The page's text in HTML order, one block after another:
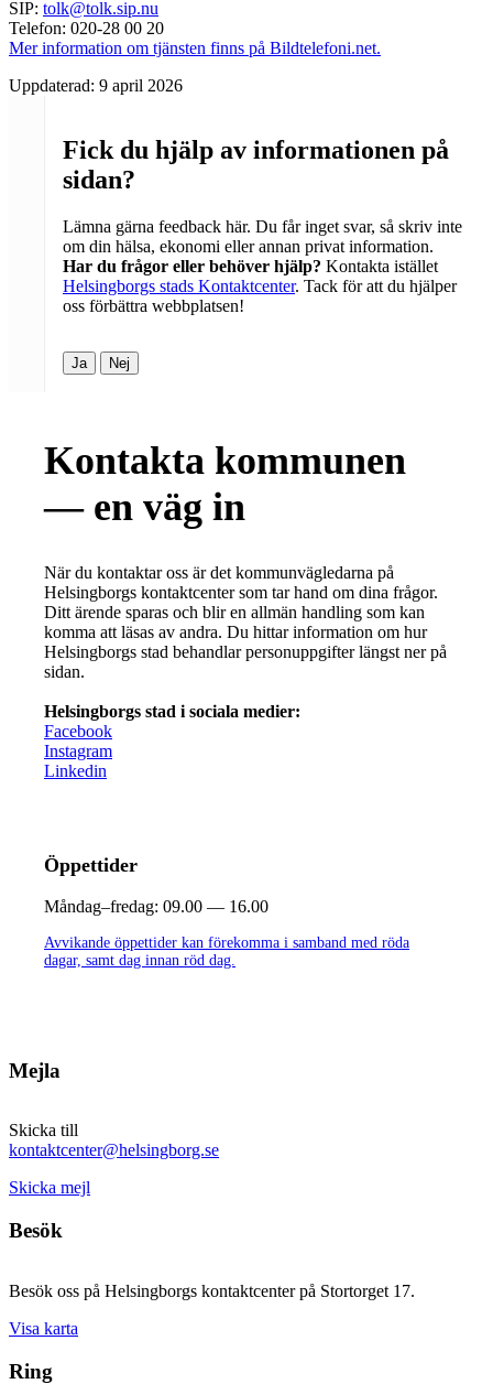
SIP: tolk@tolk.sip.nu
Telefon: 020-28 00 20
Mer information om tjänsten finns på Bildtelefoni.net.
Uppdaterad: 9 april 2026
Fick du hjälp av informationen på
sidan?
Lämna gärna feedback här. Du får inget svar, så skriv inte
om din hälsa, ekonomi eller annan privat information.
Har du frågor eller behöver hjälp? Kontakta istället
Helsingborgs stads Kontaktcenter. Tack för att du hjälper
oss förbättra webbplatsen!
Ja Nej
Kontakta kommunen
— en väg in
När du kontaktar oss är det kommunvägledarna på
Helsingborgs kontaktcenter som tar hand om dina frågor.
Ditt ärende sparas och blir en allmän handling som kan
komma att läsas av andra. Du hittar information om hur
Helsingborgs stad behandlar personuppgifter längst ner på
sidan.
Helsingborgs stad i sociala medier:
Facebook
Instagram
Linkedin
Öppettider
Måndag–fredag: 09.00 — 16.00
Avvikande öppettider kan förekomma i samband med röda
dagar, samt dag innan röd dag.
Mejla
Skicka till
kontaktcenter@helsingborg.se
Skicka mejl
Besök
Besök oss på Helsingborgs kontaktcenter på Stortorget 17.
Visa karta
Ring